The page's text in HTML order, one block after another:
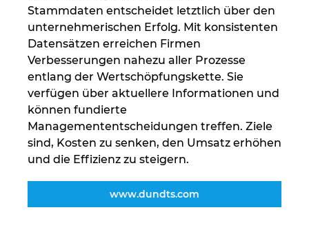
Stammdaten entscheidet letztlich über den
unternehmerischen Erfolg. Mit konsistenten
Datensätzen erreichen Firmen
Verbesserungen nahezu aller Prozesse
entlang der Wertschöpfungskette. Sie
verfügen über aktuellere Informationen und
können fundierte
Managemententscheidungen treffen. Ziele
sind, Kosten zu senken, den Umsatz erhöhen
und die Effizienz zu steigern.
www.dundts.com
Polen
Portugal
Rumänien
Schweden
Schweiz